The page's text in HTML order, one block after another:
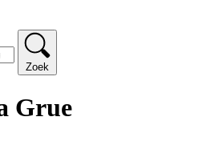
Zoek
Grue